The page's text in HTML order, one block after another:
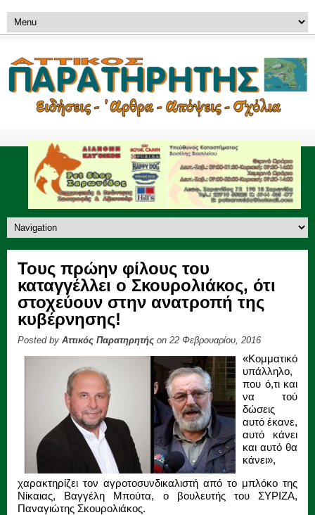
Τους πρώην φίλους του
καταγγέλλει ο Σκουρολιάκος, ότι
στοχεύουν στην ανατροπή της
κυβέρνησης!
Posted by Αττικός Παρατηρητής on 22 Φεβρουαρίου, 2016
«Κομματικό
υπάλληλο,
που ό,τι και
να τού
δώσεις
αυτό έκανε,
αυτό κάνει
και αυτό θα
κάνει»,
χαρακτηρίζει τον αγροτοσυνδικαλιστή από το μπλόκο της
Νίκαιας, Βαγγέλη Μπούτα, ο βουλευτής του ΣΥΡΙΖΑ,
Παναγιώτης Σκουρολιάκος.